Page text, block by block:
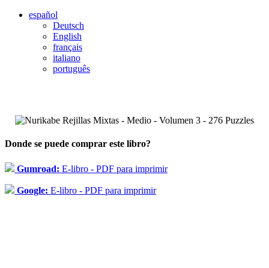
español
Deutsch
English
français
italiano
português
Donde se puede comprar este libro?
Gumroad: E-libro - PDF para imprimir
Google: E-libro - PDF para imprimir